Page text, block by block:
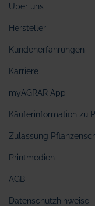
Über uns
Hersteller
Kundenerfahrungen
Karriere
myAGRAR App
Käuferinformation zu
Zulassung
Printmedien
AGB
Datenschutzhinweise